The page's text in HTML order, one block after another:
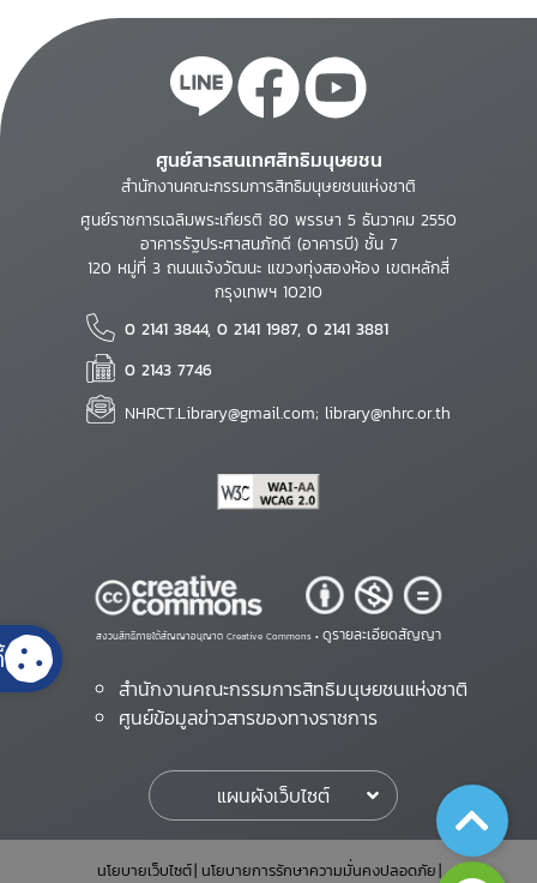
ศูนย์สารสนเทศสิทธิมนุษยชน
สำนักงานคณะกรรมการสิทธิมนุษยชนแห่งชาติ
ศูนย์ราชการเฉลิมพระเกียรติ 80 พรรษา 5 ธันวาคม 2550
อาคารรัฐประศาสนภักดี (อาคารบี) ชั้น 7
120 หมู่ที่ 3 ถนนแจ้งวัฒนะ แขวงทุ่งสองห้อง เขตหลักสี่
กรุงเทพฯ 10210
0 2141 3844, 0 2141 1987, 0 2141 3881
0 2143 7746
NHRCT.Library@gmail.com; library@nhrc.or.th
สงวนสิทธิ์ภายใต้สัญญาอนุญาต Creative Commons • ดูรายละเอียดสัญญา
สำนักงานคณะกรรมการสิทธิมนุษยชนแห่งชาติ
ศูนย์ข้อมูลข่าวสารของทางราชการ
แผนผังเว็บไซต์
นโยบายเว็บไซต์ นโยบายการรักษาความมั่นคงปลอดภัย